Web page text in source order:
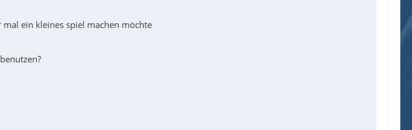
ein kleines spiel machen möchte